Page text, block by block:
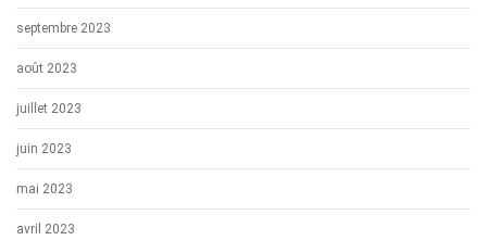
septembre 2023
août 2023
juillet 2023
juin 2023
mai 2023
avril 2023